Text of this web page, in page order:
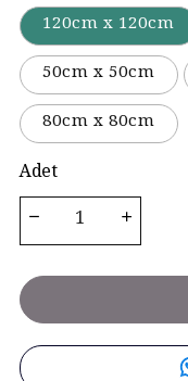
120cm x 120cm
50cm x 50cm
80cm x 80cm
Adet